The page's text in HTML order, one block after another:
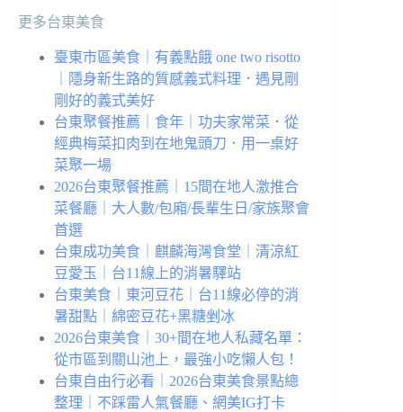
更多台東美食
臺東市區美食｜有義點餓 one two risotto
｜隱身新生路的質感義式料理．遇見剛
剛好的義式美好
台東聚餐推薦｜食年｜功夫家常菜．從
經典梅菜扣肉到在地鬼頭刀．用一桌好
菜聚一場
2026台東聚餐推薦｜15間在地人激推合
菜餐廳｜大人數/包廂/長輩生日/家族聚會
首選
台東成功美食｜麒麟海灣食堂｜清涼紅
豆愛玉｜台11線上的消暑驛站
台東美食｜東河豆花｜台11線必停的消
暑甜點｜綿密豆花+黑糖剉冰
2026台東美食｜30+間在地人私藏名單：
從市區到關山池上，最強小吃懶人包！
台東自由行必看｜2026台東美食景點總
整理｜不踩雷人氣餐廳、網美IG打卡